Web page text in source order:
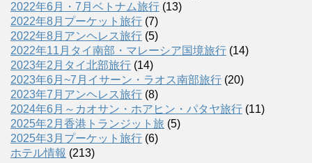
2022年6月・7月ベトナム旅行 (13)
2022年8月プーケット旅行 (7)
2022年8月アンヘレス旅行 (5)
2022年11月タイ南部・マレーシア国境旅行 (14)
2023年2月タイ北部旅行 (14)
2023年6月~7月イサーン・ラオス南部旅行 (20)
2023年7月アンヘレス旅行 (8)
2024年6月～カオサン・ホアヒン・パタヤ旅行 (11)
2025年2月香港トランジット旅 (5)
2025年3月プーケット旅行 (6)
ホテル情報 (213)